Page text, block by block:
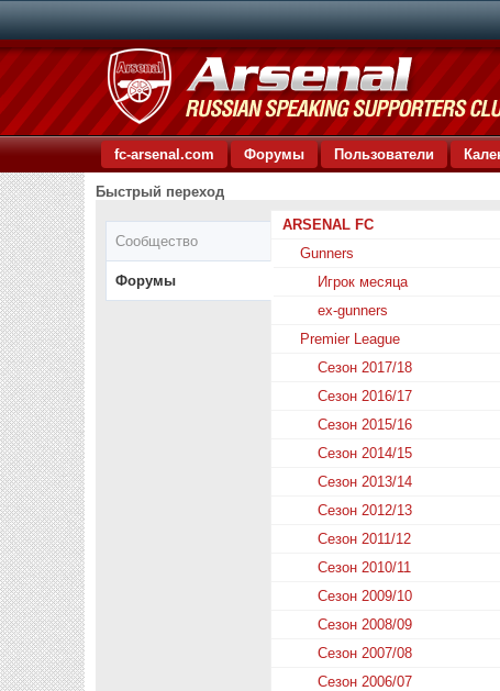
fc-arsenal.com Форумы Пользователи
Быстрый переход
Сообщество
Форумы
ARSENAL FC
Gunners
Игрок месяца
ex-gunners
Premier League
Сезон 2017/18
Сезон 2016/17
Сезон 2015/16
Сезон 2014/15
Сезон 2013/14
Сезон 2012/13
Сезон 2011/12
Сезон 2010/11
Сезон 2009/10
Сезон 2008/09
Сезон 2007/08
Сезон 2006/07